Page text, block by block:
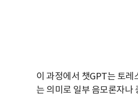
이 과정에서 챗GPT는 토레
는 의미로 일부 음모론자나